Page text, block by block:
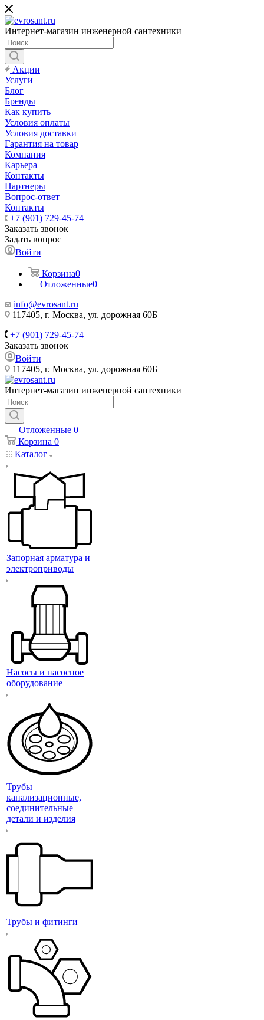
Интернет-магазин инженерной сантехники
Акции
Услуги
Блог
Бренды
Как купить
Условия оплаты
Условия доставки
Гарантия на товар
Компания
Карьера
Контакты
Партнеры
Вопрос-ответ
Контакты
+7 (901) 729-45-74
Заказать звонок
Задать вопрос
Войти
Корзина0
Отложенные0
info@evrosant.ru
117405, г. Москва, ул. дорожная 60Б
+7 (901) 729-45-74
Заказать звонок
Войти
117405, г. Москва, ул. дорожная 60Б
Интернет-магазин инженерной сантехники
Отложенные 0
Корзина 0
Каталог
Запорная арматура и
электроприводы
Насосы и насосное
оборудование
Трубы
канализационные,
соединительные
детали и изделия
Трубы и фитинги